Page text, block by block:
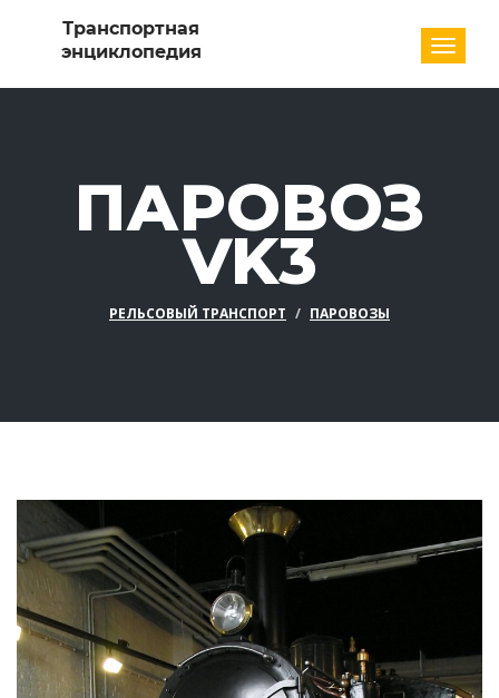
ПАРОВОЗ
VK3
РЕЛЬСОВЫЙ ТРАНСПОРТ ПАРОВОЗЫ